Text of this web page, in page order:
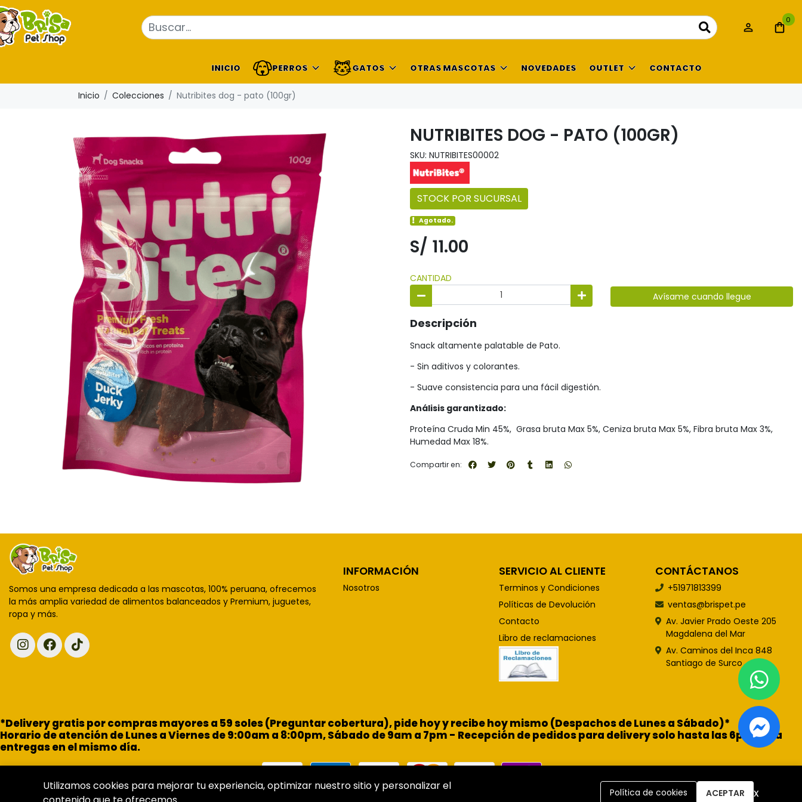
0
INICIO PERROS GATOS OTRAS MASCOTAS NOVEDADES OUTLET CONTACTO
Inicio Colecciones Nutribites dog - pato (100gr)
NUTRIBITES DOG - PATO (100GR)
SKU: NUTRIBITES00002
STOCK POR SUCURSAL
Agotado.
S/ 11.00
CANTIDAD
Avísame cuando llegue
Descripción
Snack altamente palatable de Pato.
- Sin aditivos y colorantes.
- Suave consistencia para una fácil digestión.
Análisis garantizado:
Proteína Cruda Min 45%, Grasa bruta Max 5%, Ceniza bruta Max 5%, Fibra bruta Max 3%,
Humedad Max 18%.
Compartir en:
Somos una empresa dedicada a las mascotas, 100% peruana, ofrecemos
la más amplia variedad de alimentos balanceados y Premium, juguetes,
ropa y más.
INFORMACIÓN
Nosotros
SERVICIO AL CLIENTE
Terminos y Condiciones
Políticas de Devolución
Contacto
Libro de reclamaciones
CONTÁCTANOS
+51971813399
ventas@brispet.pe
Av. Javier Prado Oeste 205
Magdalena del Mar
Av. Caminos del Inca 848
Santiago de Surco
*Delivery gratis por compras mayores a 59 soles (Preguntar cobertura), pide hoy y recibe hoy mismo (Despachos de Lunes a Sábado)*
Horario de atención de Lunes a Viernes de 9:00am a 8:00pm, Sábado de 9am a 7pm - Recepción de pedidos para delivery solo hasta las 6pm para
entregas en el mismo día.
Utilizamos cookies para mejorar tu experiencia, optimizar nuestro sitio y personalizar el
Política de cookies ACEPTAR x